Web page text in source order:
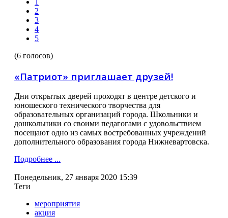
1
2
3
4
5
(6 голосов)
«Патриот» приглашает друзей!
Дни открытых дверей проходят в центре детского и
юношеского технического творчества для
образовательных организаций города. Школьники и
дошкольники со своими педагогами с удовольствием
посещают одно из самых востребованных учреждений
дополнительного образования города Нижневартовска.
Подробнее ...
Понедельник, 27 января 2020 15:39
Теги
мероприятия
акция